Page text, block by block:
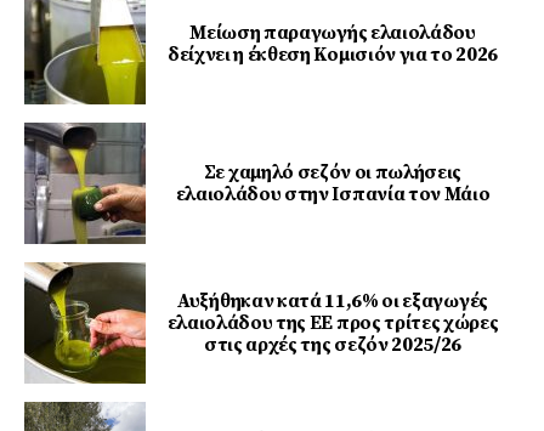
Μείωση παραγωγής ελαιολάδου
δείχνει η έκθεση Κομισιόν για το 2026
Σε χαμηλό σεζόν οι πωλήσεις
ελαιολάδου στην Ισπανία τον Μάιο
Αυξήθηκαν κατά 11,6% οι εξαγωγές
ελαιολάδου της ΕΕ προς τρίτες χώρες
στις αρχές της σεζόν 2025/26